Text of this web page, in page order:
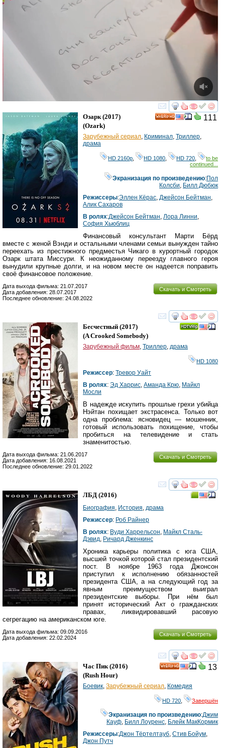
смотреть
111
Озарк(2017)
(Ozark)
Зарубежный сериал, Криминал, Триллер,
драма
HD 2160р, HD 1080, HD 720,
to be
continued...
Экранизация по произведению:Пол
Колсби, Билл Дюбюк
Режиссеры:Эллен Кёрас, Джейсон Бейтман,
Алик Сахаров
В ролях:Джейсон Бейтман, Лора Линни,
София Хьюблиц
Финансовый консультант Марти Бёрд
вместе с женой Вэнди и остальными членами семьи вынужден тайно
переехать из престижного предместья Чикаго в курортный городок
Озарк штата Миссури. К неожиданному переезду главного героя
вынудили крупные долги, и на новом месте он надеется поправить
своё финансовое положение.
Скачать и Смотреть
Дата выхода фильма: 21.07.2017
Дата добавления: 28.07.2017
Последнее обновление: 24.08.2022
смотреть
Бесчестный (2017)
(A Crooked Somebody)
Зарубежный фильм, Триллер, драма
HD 1080
Режиссер: Тревор Уайт
В ролях: Эд Харрис, Аманда Крю, Майкл
Мосли
В надежде искупить прошлые грехи убийца
Нэйтан похищает экстрасенса. Только вот
одна проблема: ясновидец — мошенник,
готовый использовать похищение, чтобы
пробиться на телевидение и стать
знаменитостью.
Скачать и Смотреть
Дата выхода фильма: 21.06.2017
Дата добавления: 16.08.2021
Последнее обновление: 29.01.2022
смотреть
ЛБД (2016)
Биография, История, драма
Режиссер: Роб Райнер
В ролях: Вуди Харрельсон, Майкл Сталь-
Дэвид, Ричард Дженкинс
Хроника карьеры политика с юга США,
высшей точкой которой стал президентский
пост. В ноябре 1963 года Джонсон
приступил к исполнению обязанностей
президента США, а на следующий год за
явным преимуществом выиграл
президентские выборы. При нём был
принят исторический Акт о гражданских
правах, ликвидировавший расовую
сегрегацию на американском юге.
Скачать и Смотреть
Дата выхода фильма: 09.09.2016
Дата добавления: 22.02.2024
смотреть
13
Час Пик (2016)
(Rush Hour)
Боевик, Зарубежный сериал, Комедия
HD 720 Завершён
Экранизация по произведению:Джим
Кауф, Билл Лоуренс, Блейк МакКормик
Режиссеры:Джон Тёртелтауб, Стив Бойум,
Джон Путч